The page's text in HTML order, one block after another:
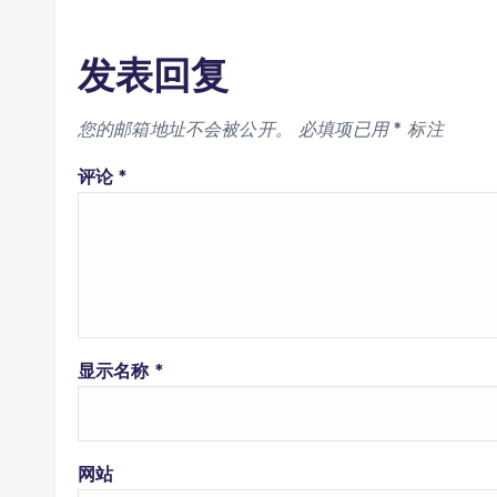
发表回复
您的邮箱地址不会被公开。 必填项已用* 标注
评论*
显示名称 *
网站